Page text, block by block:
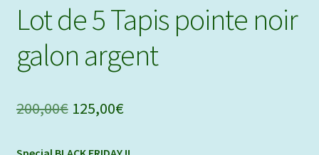
Lot de 5 Tapis pointe noir
galon argent
200,00€ Le
125,00€Le